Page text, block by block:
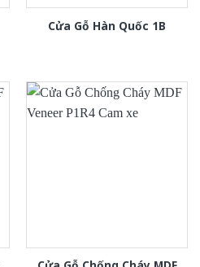
Cửa Gỗ Hàn Quốc 1B